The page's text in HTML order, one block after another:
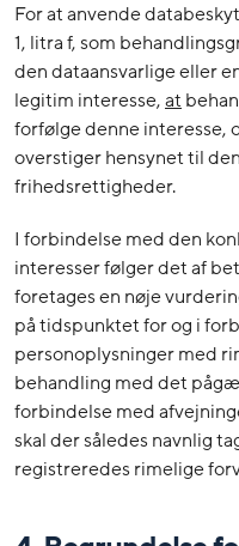
For at anvende
1, litra f, som
den dataansvarlige eller
legitim interesse,at
forfølge denne interesse,
overstiger hensynet til
frihedsrettigheder.
I forbindelse med den
interesser følger det af
foretages en nøje
på tidspunktet for og i
personoplysninger med
behandling med det
forbindelse med
skal der således navnlig
registreredes rimelige